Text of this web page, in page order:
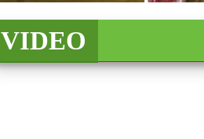
VIDEO